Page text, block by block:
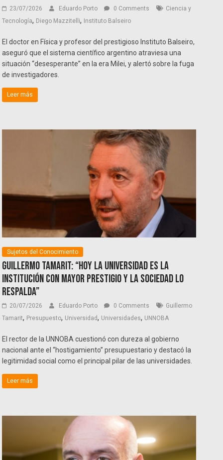
23/07/2026 Eduardo Porto 0 Comments
Ciencia y
Tecnología, Diego Mazzitelli, Instituto Balseiro
El doctor en Física y profesor del prestigioso Instituto Balseiro,
aseguró que el sistema científico argentino atraviesa una
situación “desesperante” en la era Milei, y alertó sobre la fuga
de investigadores.
Leer más
Sujetos del Conocimiento
Guillermo Tamarit: “Hoy la universidad es la
institución con mayor prestigio y la sociedad lo
respalda”
20/07/2026 Eduardo Porto 0 Comments
Guillermo
Tamarit, Presupuesto, Universidad, Universidades, UNNOBA
El rector de la UNNOBA cuestionó con dureza al gobierno
nacional ante el “hostigamiento” presupuestario y destacó la
legitimidad social como el principal pilar de las universidades.
Leer más